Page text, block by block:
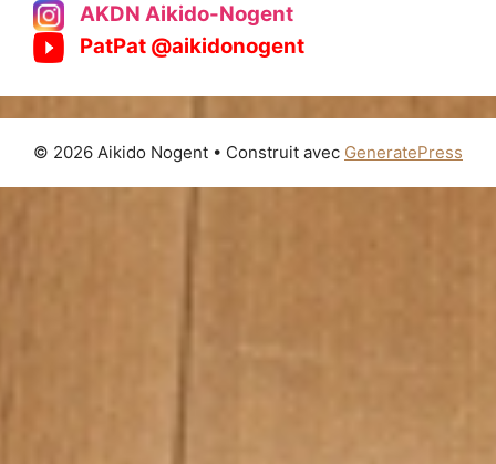
AKDN Aikido-Nogent
PatPat @aikidonogent
© 2026 Aikido Nogent • Construit avec GeneratePress